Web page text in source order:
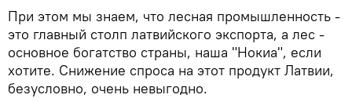
При этом мы знаем, что лесная промышленность -
это главный столп латвийского экспорта, а лес -
основное богатство страны, наша "Нокиа", если
хотите. Снижение спроса на этот продукт Латвии,
безусловно, очень невыгодно.